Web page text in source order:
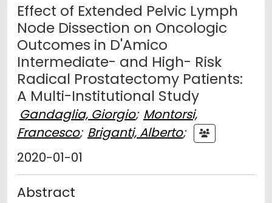
Effect of Extended Pelvic Lymph
Node Dissection on Oncologic
Outcomes in D'Amico
Intermediate- and High- Risk
Radical Prostatectomy Patients:
A Multi-Institutional Study
Gandaglia, Giorgio; Montorsi,
Francesco; Briganti, Alberto;
2020-01-01
Abstract